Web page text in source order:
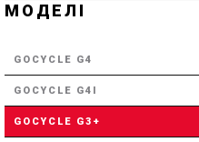
МОДЕЛІ
GOCYCLE G4
GOCYCLE G4I
GOCYCLE G3+